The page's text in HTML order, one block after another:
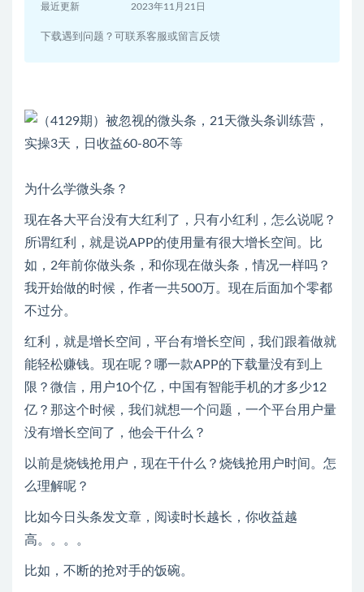
最近更新 2023年11月21日
下载遇到问题？可联系客服或留言反馈
为什么学微头条？
现在各大平台没有大红利了，只有小红利，怎么说呢？
所谓红利，就是说APP的使用量有很大增长空间。比
如，2年前你做头条，和你现在做头条，情况一样吗？
我开始做的时候，作者一共500万。现在后面加个零都
不过分。
红利，就是增长空间，平台有增长空间，我们跟着做就
能轻松赚钱。现在呢？哪一款APP的下载量没有到上
限？微信，用户10个亿，中国有智能手机的才多少12
亿？那这个时候，我们就想一个问题，一个平台用户量
没有增长空间了，他会干什么？
以前是烧钱抢用户，现在干什么？烧钱抢用户时间。怎
么理解呢？
比如今日头条发文章，阅读时长越长，你收益越
高。。。。
比如，不断的抢对手的饭碗。